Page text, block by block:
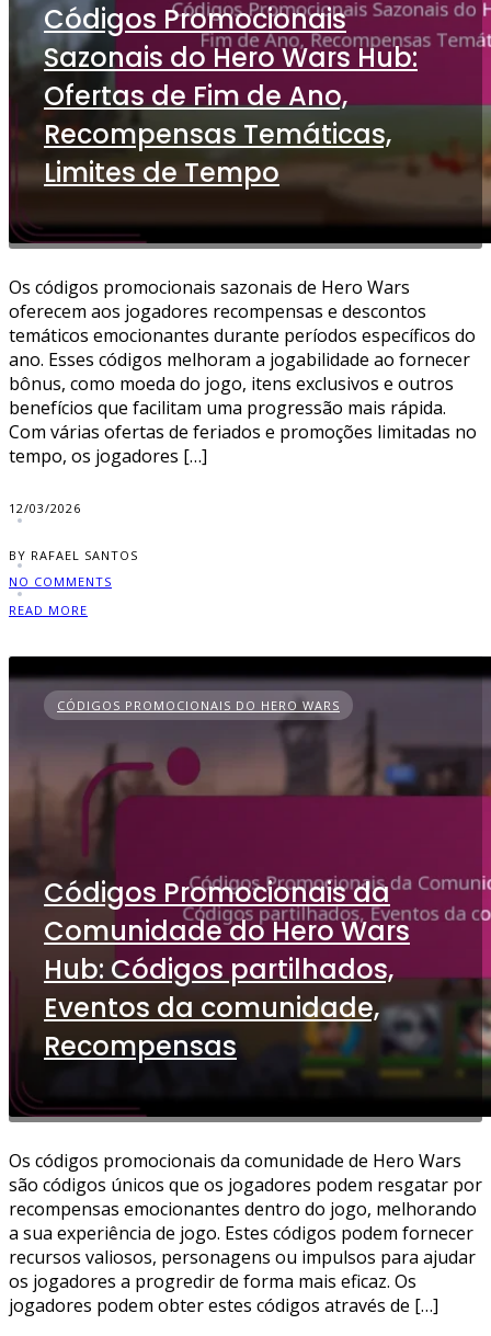
Códigos Promocionais
Sazonais do Hero Wars Hub:
Ofertas de Fim de Ano,
Recompensas Temáticas,
Limites de Tempo
Os códigos promocionais sazonais de Hero Wars
oferecem aos jogadores recompensas e descontos
temáticos emocionantes durante períodos específicos do
ano. Esses códigos melhoram a jogabilidade ao fornecer
bônus, como moeda do jogo, itens exclusivos e outros
benefícios que facilitam uma progressão mais rápida.
Com várias ofertas de feriados e promoções limitadas no
tempo, os jogadores […]
12/03/2026
BY RAFAEL SANTOS
NO COMMENTS
READ MORE
CÓDIGOS PROMOCIONAIS DO HERO WARS
Códigos Promocionais da
Comunidade do Hero Wars
Hub: Códigos partilhados,
Eventos da comunidade,
Recompensas
Os códigos promocionais da comunidade de Hero Wars
são códigos únicos que os jogadores podem resgatar por
recompensas emocionantes dentro do jogo, melhorando
a sua experiência de jogo. Estes códigos podem fornecer
recursos valiosos, personagens ou impulsos para ajudar
os jogadores a progredir de forma mais eficaz. Os
jogadores podem obter estes códigos através de […]